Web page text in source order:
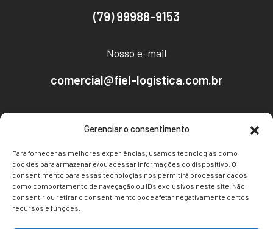
Gerenciar o consentimento
Para fornecer as melhores experiências, usamos tecnologias como
cookies para armazenar e/ou acessar informações do dispositivo. O
consentimento para essas tecnologias nos permitirá processar dados
como comportamento de navegação ou IDs exclusivos neste site. Não
consentir ou retirar o consentimento pode afetar negativamente certos
recursos e funções.
(79) 99988-9153
Nosso e-mail
comercial@fiel-logistica.com.br
Nosso endereço
49030-640
Bairro Farolândia, Aracaju-SE